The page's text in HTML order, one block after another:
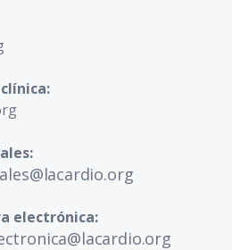
electrónica: